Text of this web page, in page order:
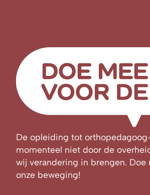
De opleiding tot
momenteel niet door de
wij verandering in brengen. Doe
onze beweging!